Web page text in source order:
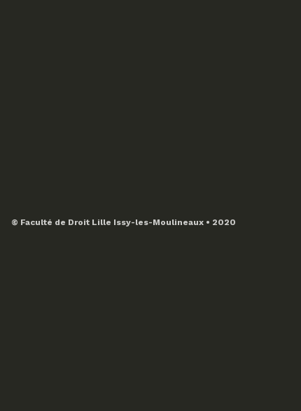
© Faculté de Droit Lille Issy-les-Moulineaux • 2020